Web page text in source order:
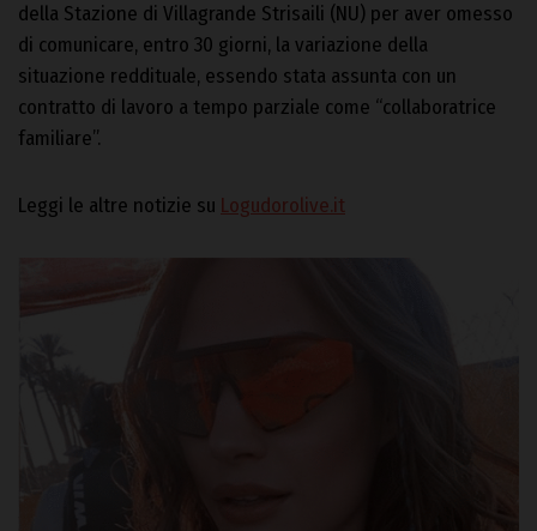
della Stazione di Villagrande Strisaili (NU) per aver omesso
di comunicare, entro 30 giorni, la variazione della
situazione reddituale, essendo stata assunta con un
contratto di lavoro a tempo parziale come “collaboratrice
familiare”.
Leggi le altre notizie su Logudorolive.it